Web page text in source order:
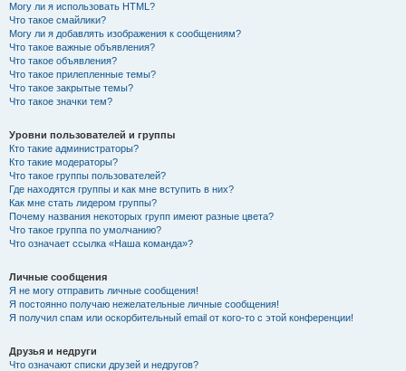
Могу ли я использовать HTML?
Что такое смайлики?
Могу ли я добавлять изображения к сообщениям?
Что такое важные объявления?
Что такое объявления?
Что такое прилепленные темы?
Что такое закрытые темы?
Что такое значки тем?
Уровни пользователей и группы
Кто такие администраторы?
Кто такие модераторы?
Что такое группы пользователей?
Где находятся группы и как мне вступить в них?
Как мне стать лидером группы?
Почему названия некоторых групп имеют разные цвета?
Что такое группа по умолчанию?
Что означает ссылка «Наша команда»?
Личные сообщения
Я не могу отправить личные сообщения!
Я постоянно получаю нежелательные личные сообщения!
Я получил спам или оскорбительный email от кого-то с этой конференции!
Друзья и недруги
Что означают списки друзей и недругов?